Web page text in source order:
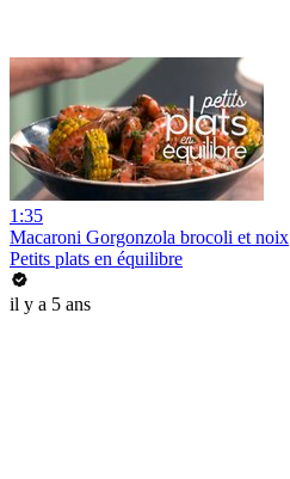
1:35
Macaroni Gorgonzola brocoli et noix
Petits plats en équilibre
il y a 5 ans